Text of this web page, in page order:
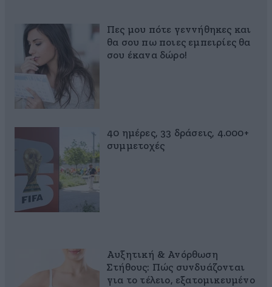
Πες μου πότε γεννήθηκες και
θα σου πω ποιες εμπειρίες θα
σου έκανα δώρο!
40 ημέρες, 33 δράσεις, 4.000+
συμμετοχές
Αυξητική & Ανόρθωση
Στήθους: Πώς συνδυάζονται
για το τέλειο, εξατομικευμένο